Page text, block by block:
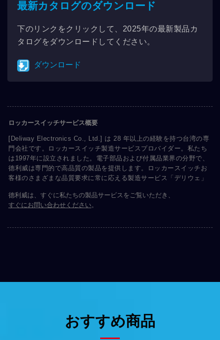
最新カタログのダウンロード
下のリンクをクリックして、2025年の最新製品カ
タログをダウンロードしてください。
ダウンロード
ロッカースイッチサービス概要
[Deliway Electronics Co., Ltd.] は 28 年以上の経験を持つ台湾の専
門会社です。ロッカースイッチ製造サービスプロバイダー。私たち
は1997年に設立されました。電子部品および付属品業界の分野で、
德利威は専門的で高品質の製品を提供します。ロッカースイッチお
客様のさまざまな品質要求に常に応える製造サービス「デリウェ」
德利威は、すぐに私たちの製品サービスをご覧いただき、
すぐにお問い合わせください。
おすすめ商品